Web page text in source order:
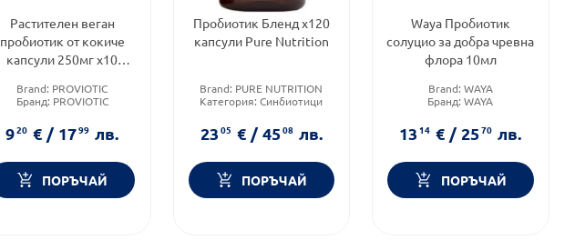
Растителен веган
пробиотик от кокиче
капсули 250мг х10
Brand: PROVIOTIC
Бранд: PROVIOTIC
920 € / 1799 лв.
ПОРЪЧАЙ
Пробиотик Бленд х120
капсули Pure Nutrition
Brand: PURE NUTRITION
Категория:Синбиотици
2305 € / 4508 лв.
ПОРЪЧАЙ
Waya Пробиотик
солуцио за добра чревна
флора 10мл
Brand: WAYA
Бранд:WAYA
1314 € / 2570 лв.
ПОРЪЧАЙ